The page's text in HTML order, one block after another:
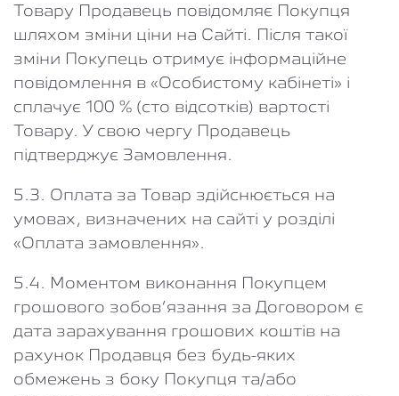
Товару Продавець повідомляє Покупця
шляхом зміни ціни на Сайті. Після такої
зміни Покупець отримує інформаційне
повідомлення в «Особистому кабінеті» і
сплачує 100 % (сто відсотків) вартості
Товару. У свою чергу Продавець
підтверджує Замовлення.
5.3. Оплата за Товар здійснюється на
умовах, визначених на сайті у розділі
«Оплата замовлення».
5.4. Моментом виконання Покупцем
грошового зобов’язання за Договором є
дата зарахування грошових коштів на
рахунок Продавця без будь-яких
обмежень з боку Покупця та/або